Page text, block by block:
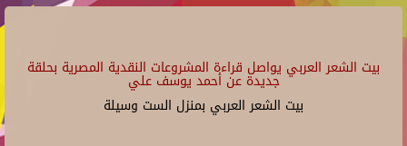
بيت الشعر العربي يواصل قراءة المشروعات النقدية المصرية بحلقة
جديدة عن أحمد يوسف علي
بيت الشعر العربي بمنزل الست وسيلة